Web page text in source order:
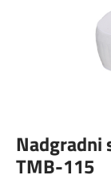
Nadgradni
TMB-115